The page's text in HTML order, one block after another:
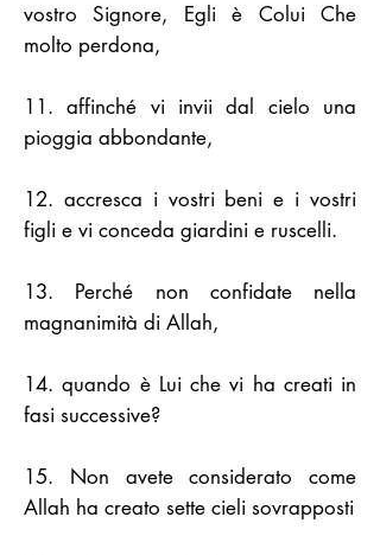
vostro Signore, Egli è Colui Che
molto perdona,
11. affinché vi invii dal cielo una
pioggia abbondante,
12. accresca i vostri beni e i vostri
figli e vi conceda giardini e ruscelli.
13. Perché non confidate nella
magnanimità di Allah,
14. quando è Lui che vi ha creati in
fasi successive?
15. Non avete considerato come
Allah ha creato sette cieli sovrapposti